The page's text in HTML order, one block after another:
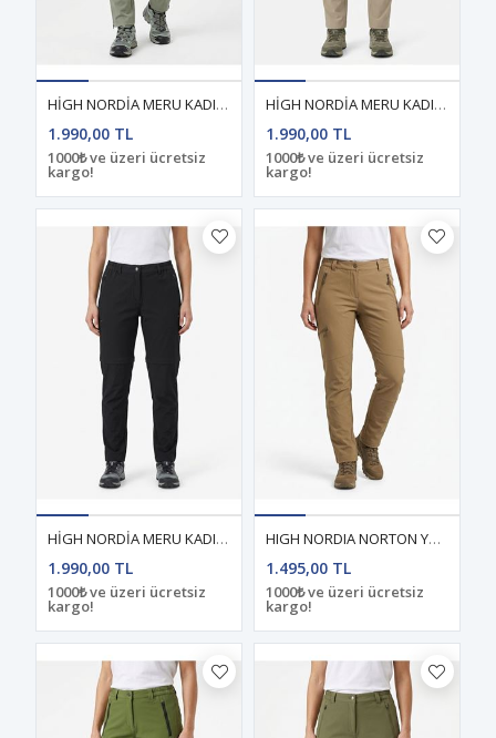
HİGH NORDİA MERU KADIN YAZLIK ŞORT- PANTOLON AÇIK YEŞİL
1.990,00 TL
1000₺ ve üzeri ücretsiz
kargo!
HİGH NORDİA MERU KADIN YAZLIK ŞORT- PANTOLON SAND
1.990,00 TL
1000₺ ve üzeri ücretsiz
kargo!
HİGH NORDİA MERU KADIN YAZLIK ŞORT- PANTOLON SİYAH
1.990,00 TL
1000₺ ve üzeri ücretsiz
kargo!
HIGH NORDIA NORTON YAZLIK KADIN PANTOLON COYOTE
1.495,00 TL
1000₺ ve üzeri ücretsiz
kargo!